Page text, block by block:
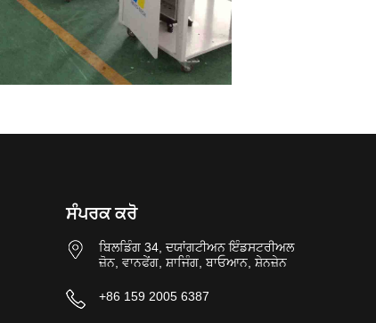
ਸੰਪਰਕ ਕਰੋ
ਬਿਲਡਿੰਗ 34, ਦਯਾਂਗਟੀਅਨ ਇੰਡਸਟਰੀਅਲ
ਜ਼ੋਨ, ਵਾਨਫੇਂਗ, ਸ਼ਾਜਿੰਗ, ਬਾਓਆਨ, ਸ਼ੇਨਜ਼ੇਨ
+86 159 2005 6387